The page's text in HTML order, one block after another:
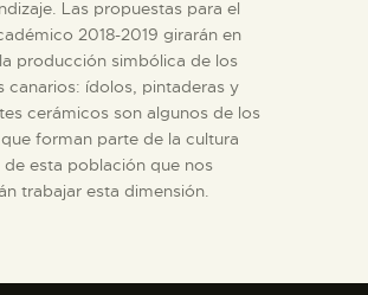
Las propuestas para el
2018-2019 girarán en
producción simbólica de los
canarios: ídolos, pintaderas y
cerámicos son algunos de los
forman parte de la cultura
de esta población que nos
trabajar esta dimensión.